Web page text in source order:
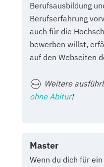
Berufsausbildung
Berufserfahrung
auch für die
bewerben willst,
auf den Webseiten
Weitere
ohne Abitur!
Master
Wenn du dich für